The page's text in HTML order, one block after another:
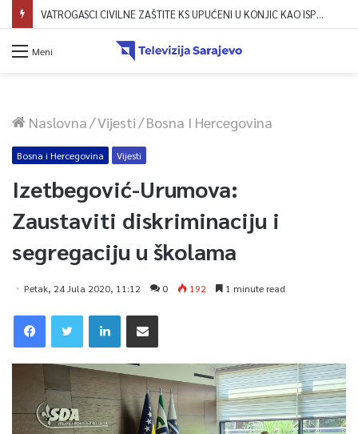
VATROGASCI CIVILNE ZAŠTITE KS UPUĆENI U KONJIC KAO ISPOMOĆ U GAŠENJU POŽARA
Meni
Naslovna/Vijesti/Bosna I Hercegovina
Bosna i Hercegovina Vijesti
Izetbegović-Urumova:
Zaustaviti diskriminaciju i
segregaciju u školama
Petak, 24 Jula 2020, 11:12 0 192 1 minute read